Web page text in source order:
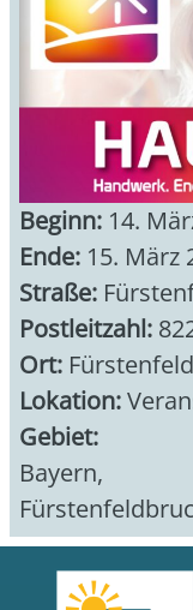
Beginn: 14.
Ende: 15. März
Straße:
Postleitzahl:
Ort:
Lokation:
Gebiet:
Bayern,